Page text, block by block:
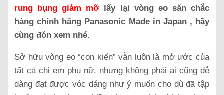
rung bụng giảm mỡlấy lại vòng eo săn chắc
hàng chính hãng Panasonic Made in Japan , hãy
cùng đón xem nhé.
Sở hữu vòng eo “con kiến” vẫn luôn là mở ước của
tất cả chị em phụ nữ, nhưng không phải ai cũng dễ
dàng đạt được vóc dáng như ý muốn cho dù đã tập